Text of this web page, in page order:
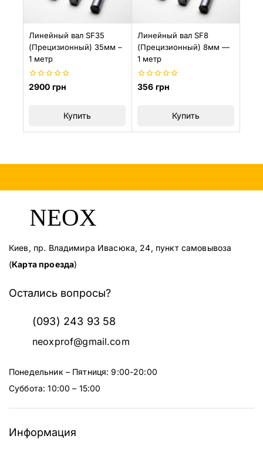
Линейный вал SF35
(Прецизионный) 35мм –
1 метр
0
2900 грн
Купить
Линейный вал SF8
(Прецизионный) 8мм —
1 метр
0
356 грн
Купить
Киев, пр. Владимира Ивасюка, 24, пункт самовывоза
(Карта проезда)
Остались вопросы?
(093) 243 93 58
neoxprof@gmail.com
Понедельник – Пятниця: 9:00-20:00
Суббота: 10:00 – 15:00
Информация